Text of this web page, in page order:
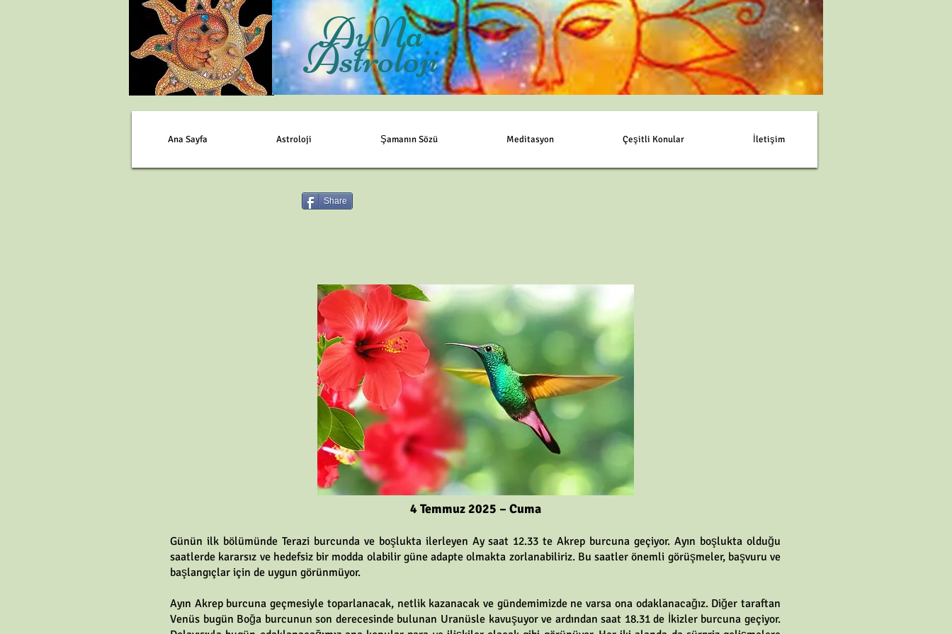
AyNa
Astroloji
4 Temmuz 2025 – Cuma
Günün ilk bölümünde Terazi burcunda ve boşlukta ilerleyen Ay saat 12.33 te Akrep burcuna geçiyor. Ayın boşlukta olduğu
saatlerde kararsız ve hedefsiz bir modda olabilir güne adapte olmakta zorlanabiliriz. Bu saatler önemli görüşmeler, başvuru ve
başlangıçlar için de uygun görünmüyor.
Ayın Akrep burcuna geçmesiyle toparlanacak, netlik kazanacak ve gündemimizde ne varsa ona odaklanacağız. Diğer taraftan
Venüs bugün Boğa burcunun son derecesinde bulunan Uranüsle kavuşuyor ve ardından saat 18.31 de İkizler burcuna geçiyor.
Share
Ana Sayfa Astroloji Şamanın Sözü Meditasyon Çeşitli Konular İletişim